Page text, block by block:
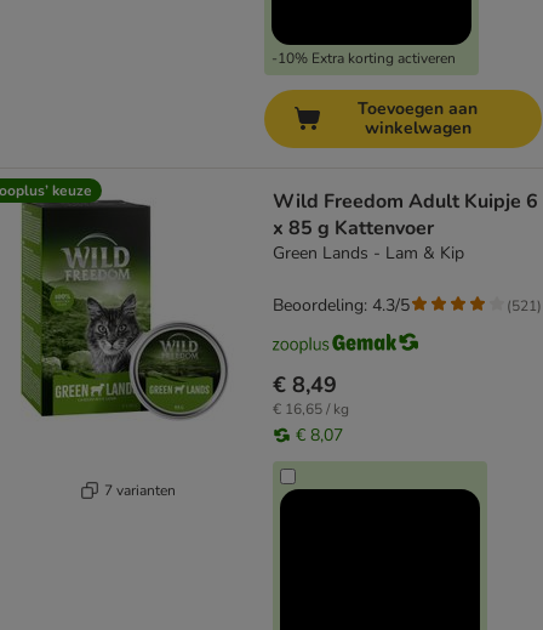
-10% Extra korting activeren
Toevoegen aan
winkelwagen
keuze
7 varianten
Wild Freedom Adult Kuipje 6
x 85 g Kattenvoer
Green Lands - Lam & Kip
€ 8,49
€ 16,65 / kg
€ 8,07
Beoordeling: 4.3/5 (521)